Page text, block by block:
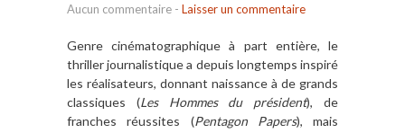
Aucun commentaire - Laisser un commentaire
Genre cinématographiqueà part entière, le
thriller journalistique a depuis longtemps inspiré
les réalisateurs, donnant naissance à de grands
classiques (Les Hommes du président), de
franches réussites (Pentagon Papers), mais